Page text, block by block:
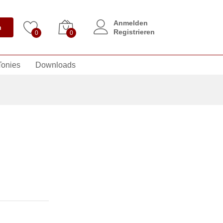
0 0
Anmelden
Registrieren
Downloads